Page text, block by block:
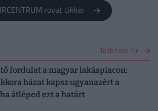
rovat cikkei
Több friss hír
fordulat a magyar lakáspiacon:
házat kapsz ugyanazért a
átléped ezt a határt